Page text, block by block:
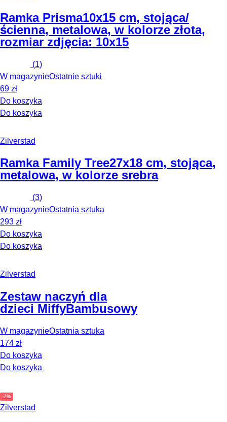
Ramka Prisma10x15 cm, stojąca/
ścienna, metalowa, w kolorze złota,
rozmiar zdjęcia: 10x15
(1)
W magazynieOstatnie sztuki
69 zł
Do koszyka
Do koszyka
Zilverstad
Ramka Family Tree27x18 cm, stojąca,
metalowa, w kolorze srebra
(3)
W magazynieOstatnia sztuka
293 zł
Do koszyka
Do koszyka
Zilverstad
Zestaw naczyń dla
dzieci MiffyBambusowy
W magazynieOstatnia sztuka
174 zł
Do koszyka
Do koszyka
-7%
Zilverstad